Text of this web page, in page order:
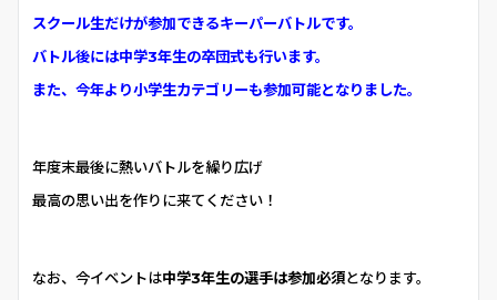
スクール生だけが参加できるキーパーバトルです。
バトル後には中学3年生の卒団式も行います。
また、今年より小学生カテゴリーも参加可能となりました。
年度末最後に熱いバトルを繰り広げ
最高の思い出を作りに来てください！
なお、今イベントは中学3年生の選手は参加必須となります。